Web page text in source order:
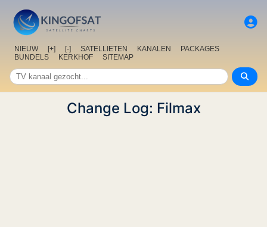
NIEUW [+] [-] SATELLIETEN KANALEN
PACKAGES
BUNDELS
KERKHOF SITEMAP
Change Log: Filmax